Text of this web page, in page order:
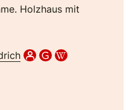
Holzhaus mit